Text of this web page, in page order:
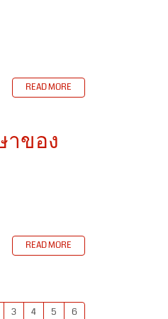
READ MORE
าของ
READ MORE
3 4 5 6